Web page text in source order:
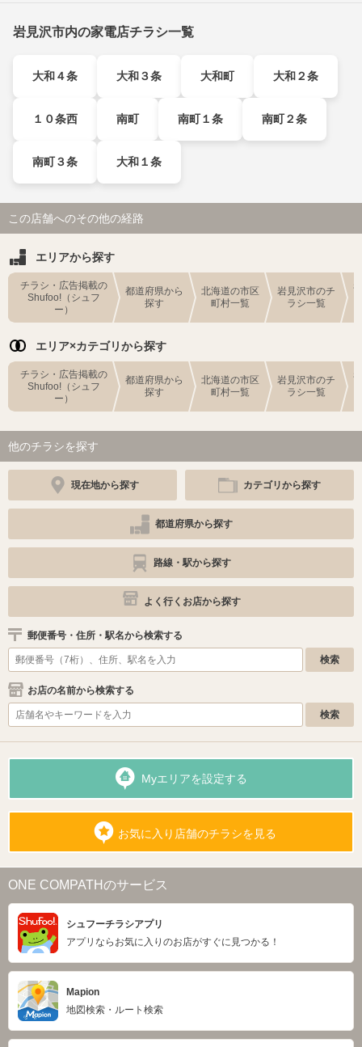
岩見沢市内の家電店チラシ一覧
大和４条 大和３条 大和町 大和２条
１０条西 南町 南町１条 南町２条
南町３条 大和１条
この店舗へのその他の経路
エリアから探す
チラシ・広告掲載の
Shufoo!（シュフ
ー）
都道府県から
探す
北海道の市区
町村一覧
岩見沢市のチ
ラシ一覧
エリア×カテゴリから探す
チラシ・広告掲載の
Shufoo!（シュフ
ー）
都道府県から
探す
北海道の市区
町村一覧
岩見沢市のチ
ラシ一覧
他のチラシを探す
現在地から探す カテゴリから探す
都道府県から探す
路線・駅から探す
よく行くお店から探す
郵便番号・住所・駅名から検索する
お店の名前から検索する
Myエリアを設定する
お気に入り店舗のチラシを見る
ONE COMPATHのサービス
シュフーチラシアプリ
アプリならお気に入りのお店がすぐに見つかる！
Mapion
地図検索・ルート検索